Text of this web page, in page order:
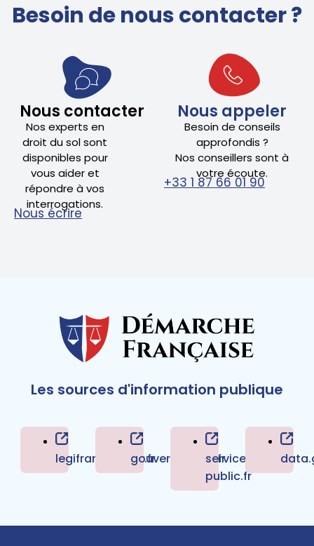
Besoin de nous contacter ?
Nous contacter
Nos experts en
droit du sol sont
disponibles pour
vous aider et
répondre à vos
interrogations.
Nous écrire
Nous appeler
Besoin de conseils
approfondis ?
Nos conseillers sont à
votre écoute.
+33 1 87 66 01 90
Les sources d'information publique
legifrance.gouv.frgouvernement.frservice-
public.fr